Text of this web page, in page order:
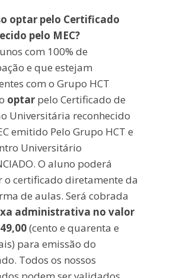
optar pelo Certificado
pelo MEC?
com 100% de
e que estejam
com o Grupo HCT
optar pelo Certificado de
Universitária reconhecido
emitido Pelo Grupo HCT e
Universitário
O aluno poderá
o certificado diretamente da
de aulas. Será cobrada
administrativa no valor
(cento e quarenta e
para emissão do
Todos os nossos